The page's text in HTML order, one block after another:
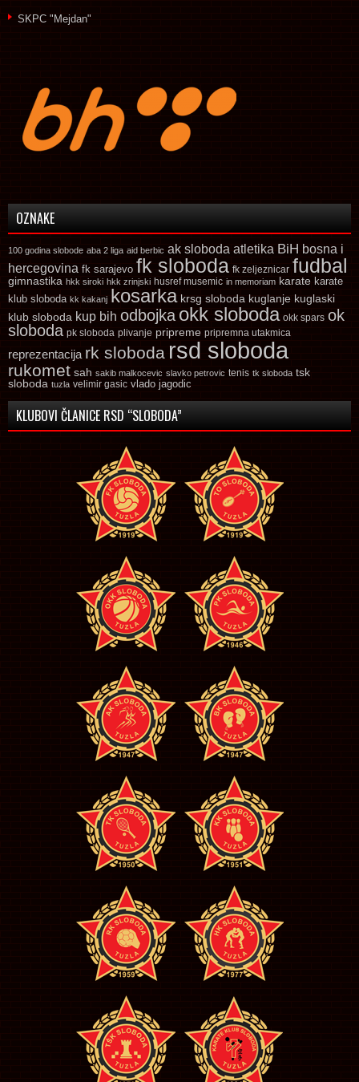
SKPC "Mejdan"
OZNAKE
100 godina slobode aba 2 liga aid berbic ak sloboda atletika BiH bosna i
hercegovina fk sarajevo fk sloboda fk zeljeznicar fudbal
gimnastika hkk siroki hkk zrinjski husref musemic in memoriam karate karate
klub sloboda kk kakanj kosarka krsg sloboda kuglanje kuglaski
klub sloboda kup bih odbojka okk sloboda okk spars ok
sloboda pk sloboda plivanje pripreme pripremna utakmica
reprezentacija rk sloboda rsd sloboda
rukomet sah sakib malkocevic slavko petrovic tenis tk sloboda tsk
sloboda tuzla velimir gasic vlado jagodic
KLUBOVI ČLANICE RSD “SLOBODA”